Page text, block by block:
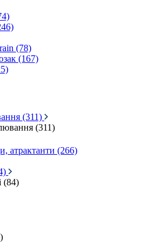
(78)
(167)
(311)
(311)
атрактанти (266)
(84)